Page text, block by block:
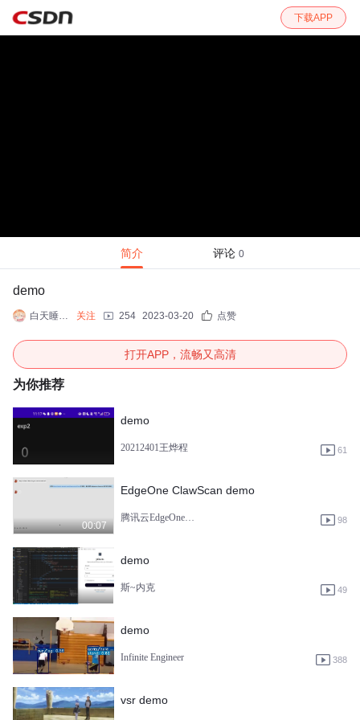
下载APP
简介 评论 0
demo
白天睡晚上卷 关注 254 2023-03-20 点赞
打开APP，流畅又高清
为你推荐
demo
20212401王烨程 61
00:07
EdgeOne ClawScan demo
腾讯云EdgeOne边缘安全加速平台 98
demo
斯~内克 49
demo
Infinite Engineer 388
vsr demo